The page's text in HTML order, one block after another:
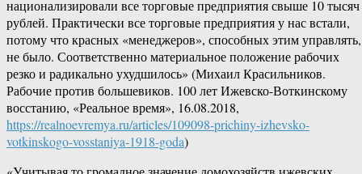
национализировали все торговые предприятия свыше 10 тысяч
рублей. Практически все торговые предприятия у нас встали,
потому что красных «менеджеров», способных этим управлять,
не было. Соответственно материальное положение рабочих
резко и радикально ухудшилось» (Михаил Красильников.
Рабочие против большевиков. 100 лет Ижевско-Воткинскому
восстанию, «Реальное время», 16.08.2018,
https://realnoevremya.ru/articles/109098-prichiny-izhevsko-
votkinskogo-vosstaniya-1918-goda)